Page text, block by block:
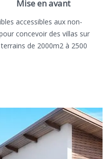
Mise en avant
accessibles aux non-
concevoir des villas sur
de 2000m2 à 2500